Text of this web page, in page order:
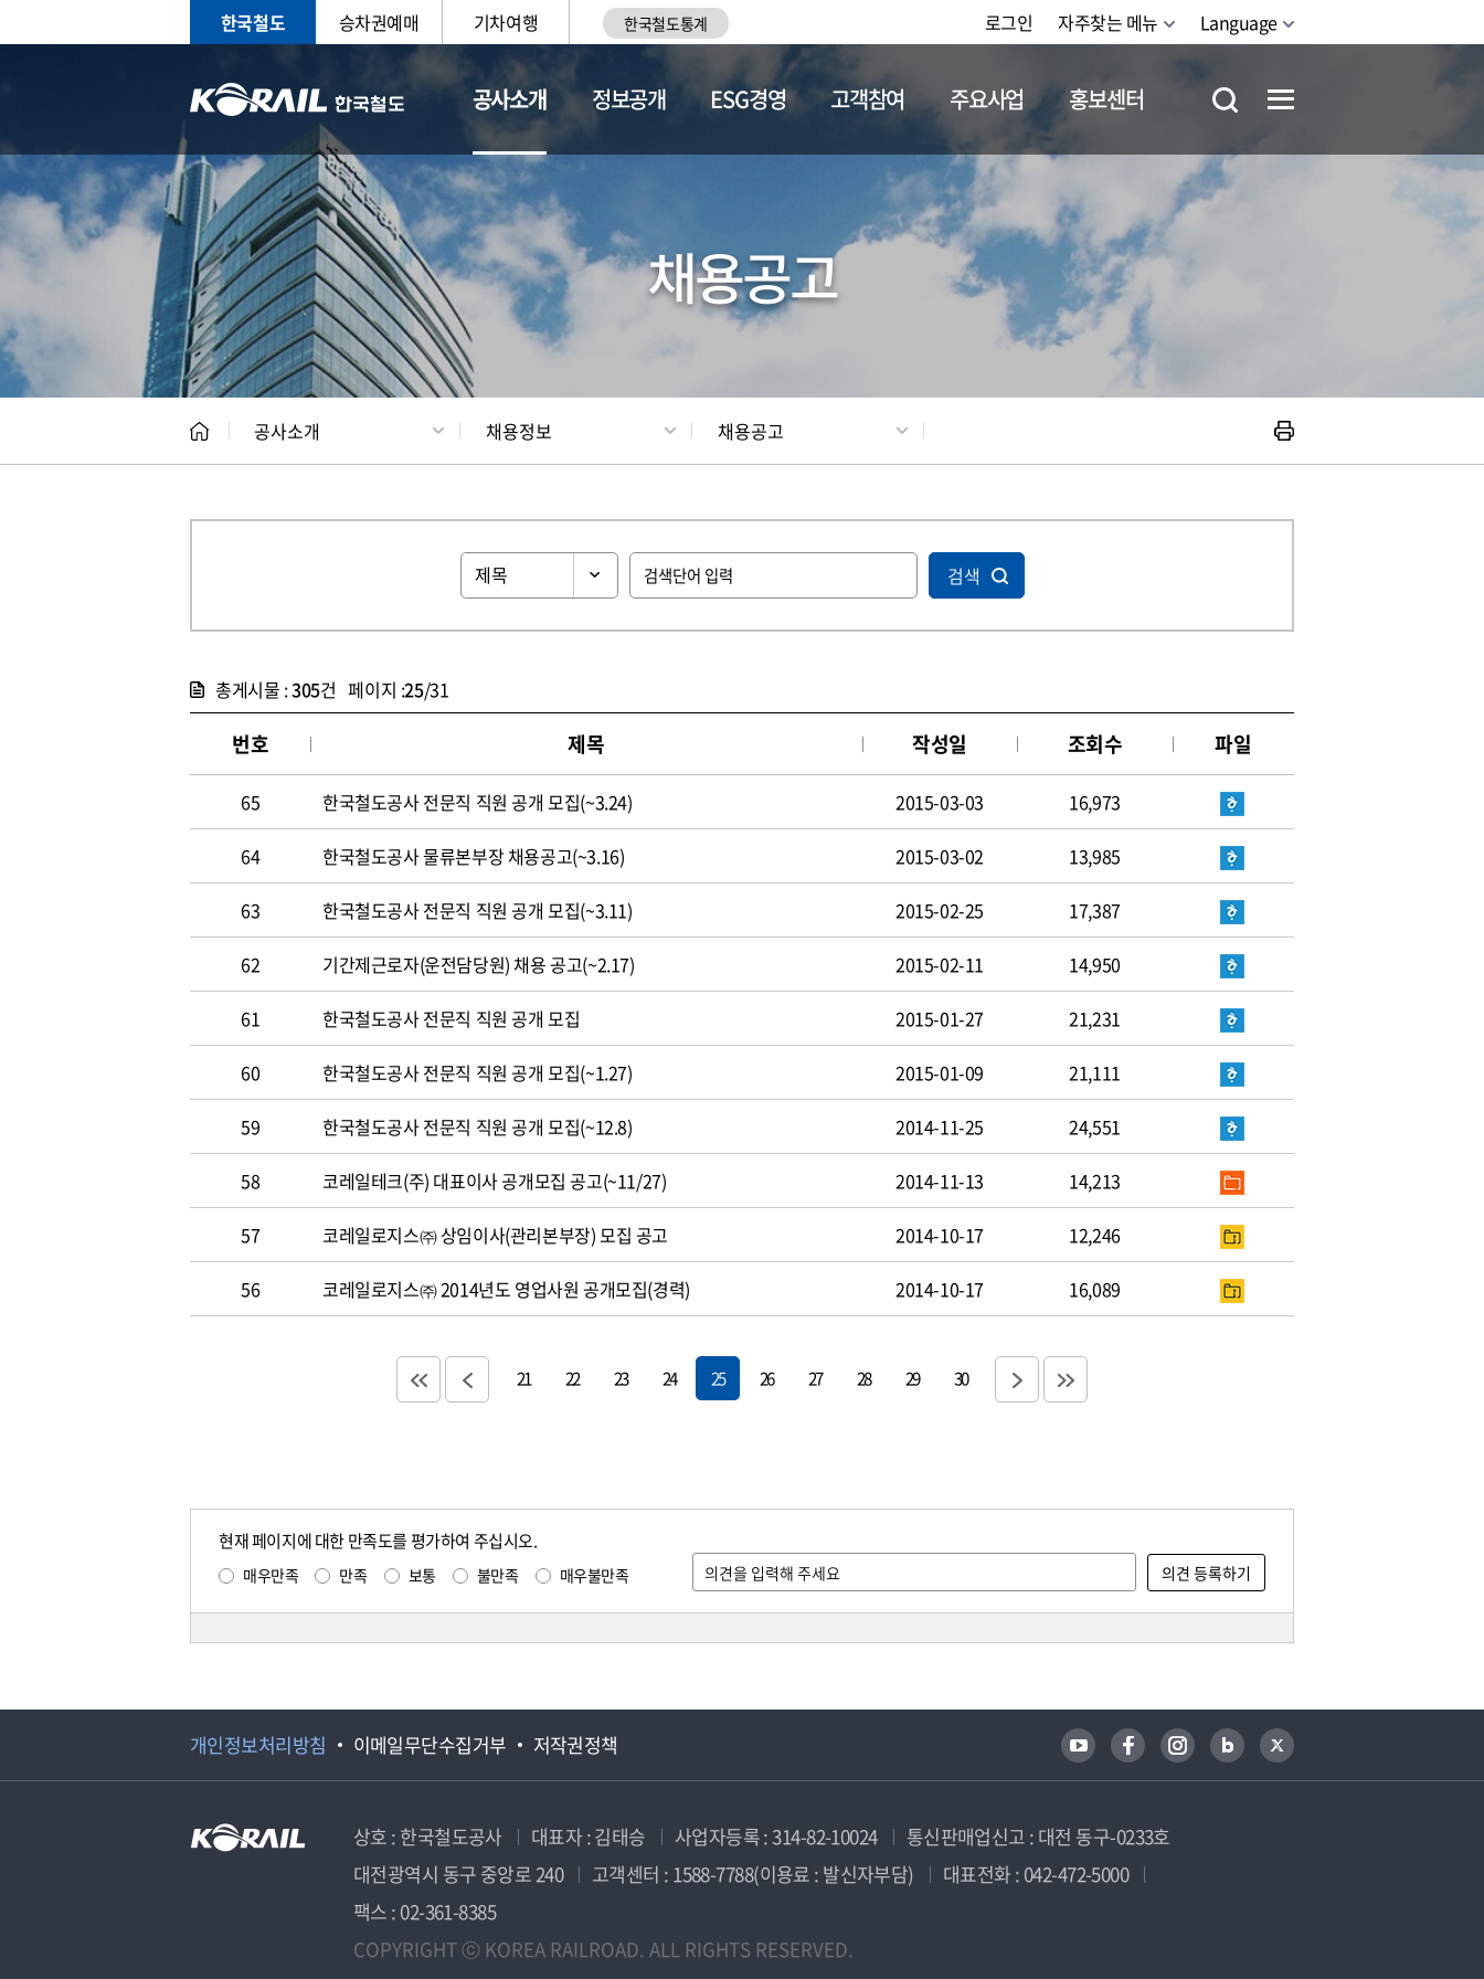
한국철도 승차권예매 기차여행 한국철도통계 로그인 자주찾는 메뉴 Language
공사소개
CEO 일반현황 채용정보
정보공개 ESG경영 고객참여 주요사업 홍보센터
채용공고
공사소개 채용정보 채용공고
검색
총게시물 :305건 페이지 :25/31
번호 제목 작성일 조회수 파일
65 한국철도공사 전문직 직원 공개 모집(~3.24) 2015-03-03 16,973
64 한국철도공사 물류본부장 채용공고(~3.16) 2015-03-02 13,985
63 한국철도공사 전문직 직원 공개 모집(~3.11) 2015-02-25 17,387
62 기간제근로자(운전담당원) 채용 공고(~2.17) 2015-02-11 14,950
61 한국철도공사 전문직 직원 공개 모집 2015-01-27 21,231
60 한국철도공사 전문직 직원 공개 모집(~1.27) 2015-01-09 21,111
59 한국철도공사 전문직 직원 공개 모집(~12.8) 2014-11-25 24,551
58 코레일테크(주) 대표이사 공개모집 공고(~11/27) 2014-11-13 14,213
57 코레일로지스㈜ 상임이사(관리본부장) 모집 공고 2014-10-17 12,246
56 코레일로지스㈜ 2014년도 영업사원 공개모집(경력) 2014-10-17 16,089
21 22 23 24 25 26 27 28 29 30
현재 페이지에 대한 만족도를 평가하여 주십시오.
매우만족 만족 보통 불만족 매우불만족
개인정보처리방침 이메일무단수집거부 저작권정책
상호 : 한국철도공사 대표자 : 김태승 사업자등록 : 314-82-10024
통신판매업신고 : 대전 동구-0233호
대전광역시 동구 중앙로 240
고객센터 : 1588-7788(이용료 : 발신자부담)
대표전화 : 042-472-5000
팩스 : 02-361-8385
COPYRIGHT ⓒ KOREA RAILROAD. ALL RIGHTS RESERVED.